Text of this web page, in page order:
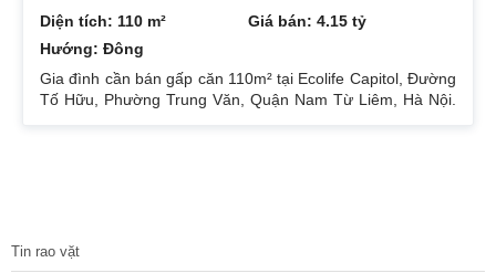
Diện tích: 110 m²
Giá bán: 4.15 tỷ
Hướng: Đông
Gia đình cần bán gấp căn 110m² tại Ecolife Capitol, Đường
Tố Hữu, Phường Trung Văn, Quận Nam Từ Liêm, Hà Nội.
Tin rao vặt